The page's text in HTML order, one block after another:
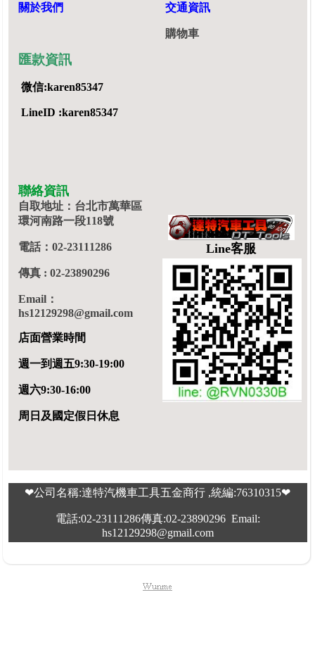
關於我們
匯款資訊
微信:karen85347
LineID :karen85347
交通資訊
購物車
聯絡資訊
自取地址：台北市萬華區
環河南路一段118號
電話：02-23111286
傳真 : 02-23890296
Email：
hs12129298@gmail.com
店面營業時間
週一到週五9:30-19:00
週六9:30-16:00
周日及國定假日休息
Line客服
❤公司名稱:達特汽機車工具五金商行 ,統編:76310315❤
電話:02-23111286傳真:02-23890296 Email:
hs12129298@gmail.com